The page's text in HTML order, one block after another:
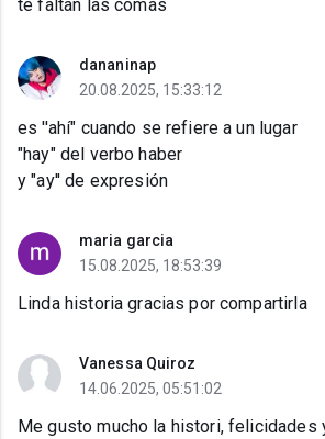
te faltan las comas
dananinap
20.08.2025, 15:33:12
es ''ahí" cuando se refiere a un lugar
"hay" del verbo haber
y "ay'' de expresión
maria garcia
15.08.2025, 18:53:39
Linda historia gracias por compartirla
Vanessa Quiroz
14.06.2025, 05:51:02
Me gusto mucho la histori, felicidades